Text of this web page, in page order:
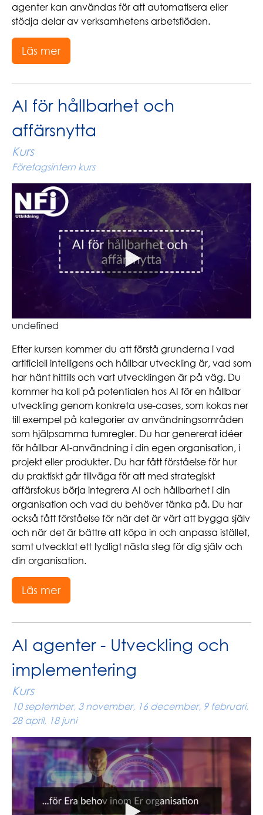
agenter kan användas för att automatisera eller
stödja delar av verksamhetens arbetsflöden.
Läs mer
AI för hållbarhet och
affärsnytta
Kurs
Företagsintern kurs
undefined
Efter kursen kommer du att förstå grunderna i vad
artificiell intelligens och hållbar utveckling är, vad som
har hänt hittills och vart utvecklingen är på väg. Du
kommer ha koll på potentialen hos AI för en hållbar
utveckling genom konkreta use-cases, som kokas ner
till exempel på kategorier av användningsområden
som hjälpsamma tumregler. Du har genererat idéer
för hållbar AI-användning i din egen organisation, i
projekt eller produkter. Du har fått förståelse för hur
du praktiskt går tillväga för att med strategiskt
affärsfokus börja integrera AI och hållbarhet i din
organisation och vad du behöver tänka på. Du har
också fått förståelse för när det är värt att bygga själv
och när det är bättre att köpa in och anpassa istället,
samt utvecklat ett tydligt nästa steg för dig själv och
din organisation.
Läs mer
AI agenter - Utveckling och
implementering
Kurs
10 september, 3 november, 16 december, 9 februari,
28 april, 18 juni